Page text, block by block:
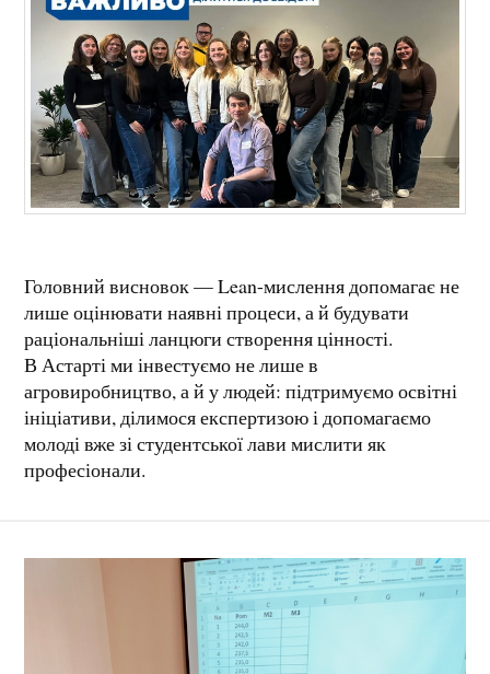
Головний висновок — Lean-мислення допомагає не
лише оцінювати наявні процеси, а й будувати
раціональніші ланцюги створення цінності.
В Астарті ми інвестуємо не лише в
агровиробництво, а й у людей: підтримуємо освітні
ініціативи, ділимося експертизою і допомагаємо
молоді вже зі студентської лави мислити як
професіонали.